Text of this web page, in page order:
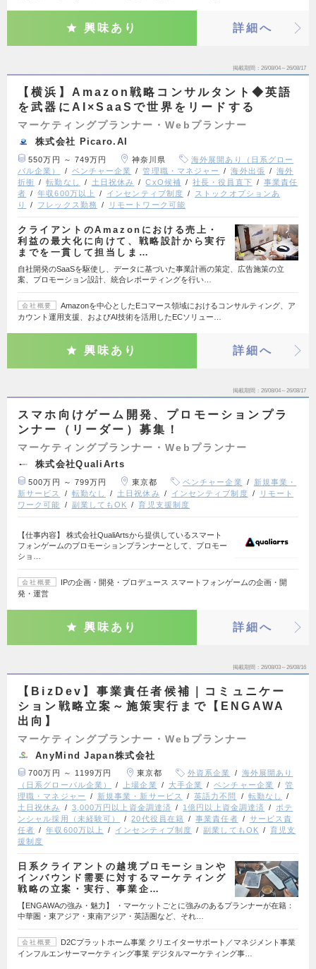
興味あり 詳細へ
掲載期間 26/08/04～26/08/17
【横浜】Amazon戦略コンサルタント◆英語
を武器にAI×SaaSで世界をリードする
マーケティングプランナー・Webプランナー
株式会社 Picaro.AI
550万円 ～ 749万円 神奈川県
海外展開あり（日系グロー
バル企業）
ベンチャー企業 管理職・マネジャー 海外出張
海外
折衝
転勤なし 土日祝休み CxO候補 社長・役員直下
事業責任
者
年収600万以上 インセンティブ制度
ストックオプションあ
り
フレックス勤務 リモートワーク可能
クライアントのAmazonにおける売上・
利益の最大化に向けて、戦略設計から実行
までを一貫して担当しま…
自社開発のSaaSを駆使し、データに基づいた事業計画の策定、広告施策の立
案、プロモーション設計、統合レポーティングを行い…
会社概要
Amazonを中心としたEコマース領域におけるコンサルティング、ア
カウント運用支援、およびAI技術を活用したECソリュー…
興味あり 詳細へ
掲載期間 26/08/04～26/08/17
スマホ向けゲーム開発、プロモーションプラ
ンナー（リーダー）募集！
マーケティングプランナー・Webプランナー
株式会社QualiArts
500万円 ～ 799万円 東京都 ベンチャー企業
新規事業・
新サービス
転勤なし 土日祝休み インセンティブ制度
リモート
ワーク可能
副業してもOK 育児支援制度
【仕事内容】 株式会社QualiArtsから提供しているスマート
フォンゲームのプロモーションプランナーとして、プロモー
ショ…
会社概要
IPの企画・開発・プロデュース スマートフォンゲームの企画・開
発・運営
興味あり 詳細へ
掲載期間 26/08/03～26/08/16
【BizDev】事業責任者候補｜コミュニケー
ション戦略立案～施策実行まで【ENGAWA
出向】
マーケティングプランナー・Webプランナー
AnyMind Japan株式会社
700万円 ～ 1199万円 東京都 外資系企業
海外展開あり
（日系グローバル企業）
上場企業 大手企業 ベンチャー企業
管
理職・マネジャー
新規事業・新サービス 英語力不問
転勤なし
土日祝休み
3,000万円以上資金調達済 1億円以上資金調達済
ポテ
ンシャル採用（未経験可）
20代役員在籍 事業責任者
サービス責
任者
年収600万以上 インセンティブ制度 副業してもOK
育児支
援制度
日系クライアントの越境プロモーションや
インバウンド需要に対するマーケティング
戦略の立案・実行、事業企…
【ENGAWAの強み・魅力】 ・マーケットごとに強みのあるプランナーが在籍：
中華圏・東アジア・東南アジア・英語圏など、それ…
会社概要
D2Cプラットホーム事業 クリエイターサポート／マネジメント事業
インフルエンサーマーケティング事業 デジタルマーケティング事…